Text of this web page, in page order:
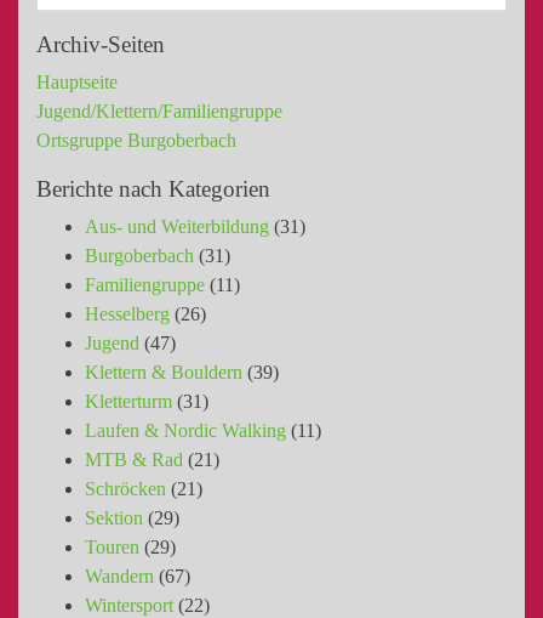
Archiv-Seiten
Hauptseite
Jugend/Klettern/Familiengruppe
Ortsgruppe Burgoberbach
Berichte nach Kategorien
Aus- und Weiterbildung (31)
Burgoberbach (31)
Familiengruppe (11)
Hesselberg (26)
Jugend (47)
Klettern & Bouldern (39)
Kletterturm (31)
Laufen & Nordic Walking (11)
MTB & Rad (21)
Schröcken (21)
Sektion (29)
Touren (29)
Wandern (67)
Wintersport (22)